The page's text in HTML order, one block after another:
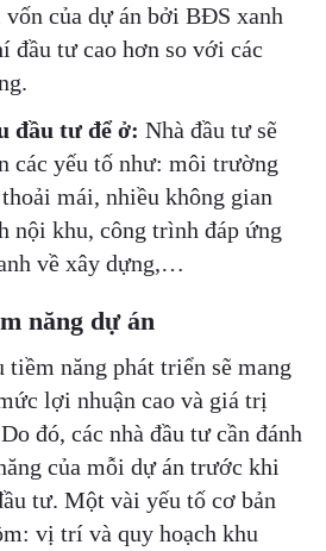
của dự án bởi BĐS xanh
đầu tư cao hơn so với các
đầu tư để ở: Nhà đầu tư sẽ
các yếu tố như: môi trường
mái, nhiều không gian
nội khu, công trình đáp ứng
về xây dựng,…
năng dự án
năng phát triển sẽ mang
lợi nhuận cao và giá trị
đó, các nhà đầu tư cần đánh
của mỗi dự án trước khi
tư. Một vài yếu tố cơ bản
vị trí và quy hoạch khu